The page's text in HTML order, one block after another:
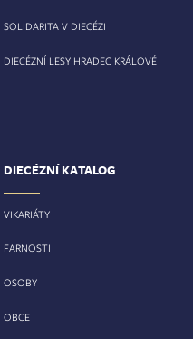
SOLIDARITA V DIECÉZI
DIECÉZNÍ LESY HRADEC KRÁLOVÉ
DIECÉZNÍ KATALOG
VIKARIÁTY
FARNOSTI
OSOBY
OBCE